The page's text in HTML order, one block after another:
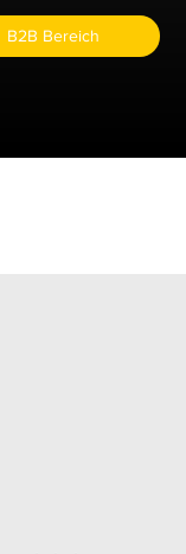
B2B Bereich